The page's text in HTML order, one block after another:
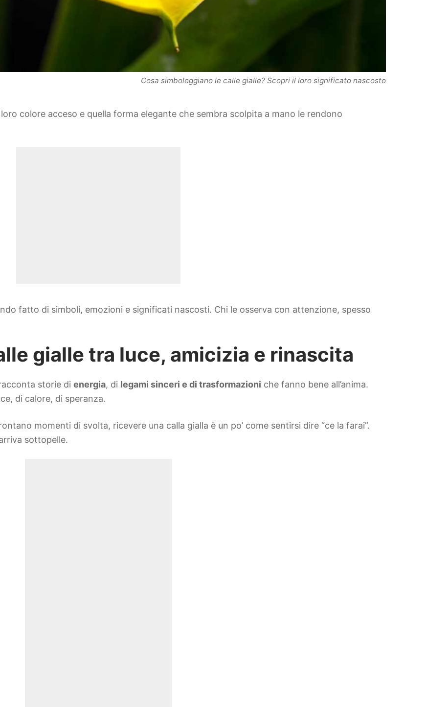
Cosa simboleggiano le calle gialle? Scopri il loro significato nascosto
colore acceso e quella forma elegante che sembra scolpita a mano le rendono
fatto di simboli, emozioni e significati nascosti. Chi le osserva con attenzione, spesso
gialle tra luce, amicizia e rinascita
storie di energia, di legami sinceri e di trasformazioni che fanno bene all’anima.
di calore, di speranza.
momenti di svolta, ricevere una calla gialla è un po’ come sentirsi dire “ce la farai”.
sottopelle.